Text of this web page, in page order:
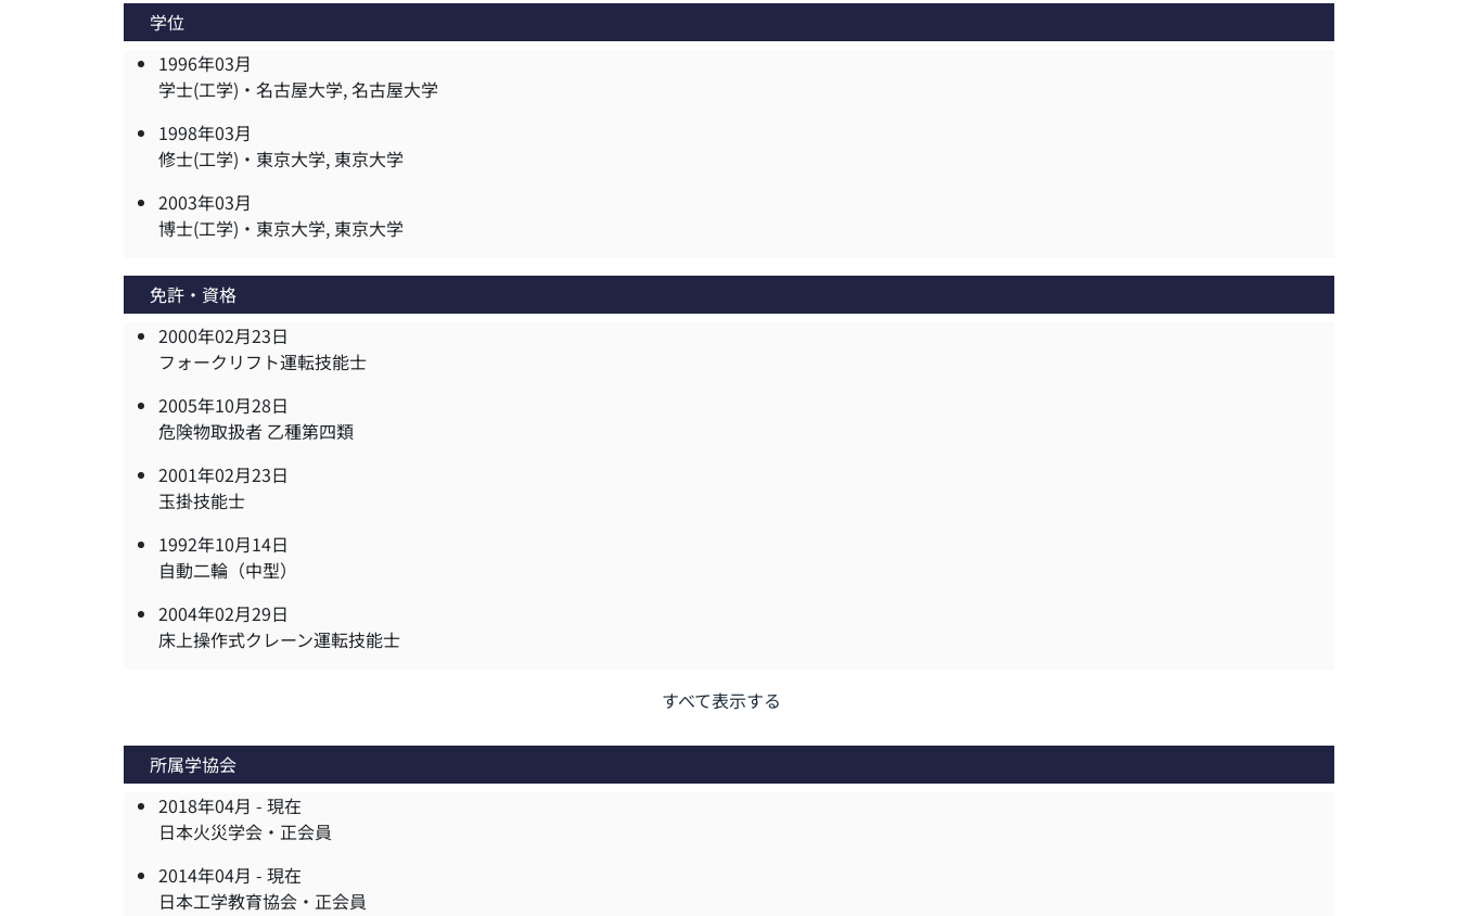
学位
1996年03月
学士(工学)・名古屋大学, 名古屋大学
1998年03月
修士(工学)・東京大学, 東京大学
2003年03月
博士(工学)・東京大学, 東京大学
免許・資格
2000年02月23日
フォークリフト運転技能士
2005年10月28日
危険物取扱者 乙種第四類
2001年02月23日
玉掛技能士
1992年10月14日
自動二輪（中型）
2004年02月29日
床上操作式クレーン運転技能士
すべて表示する
所属学協会
2018年04月 - 現在
日本火災学会・正会員
2014年04月 - 現在
日本工学教育協会・正会員